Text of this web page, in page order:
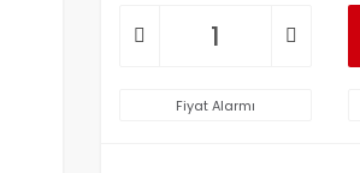
Fiyat Alarmı